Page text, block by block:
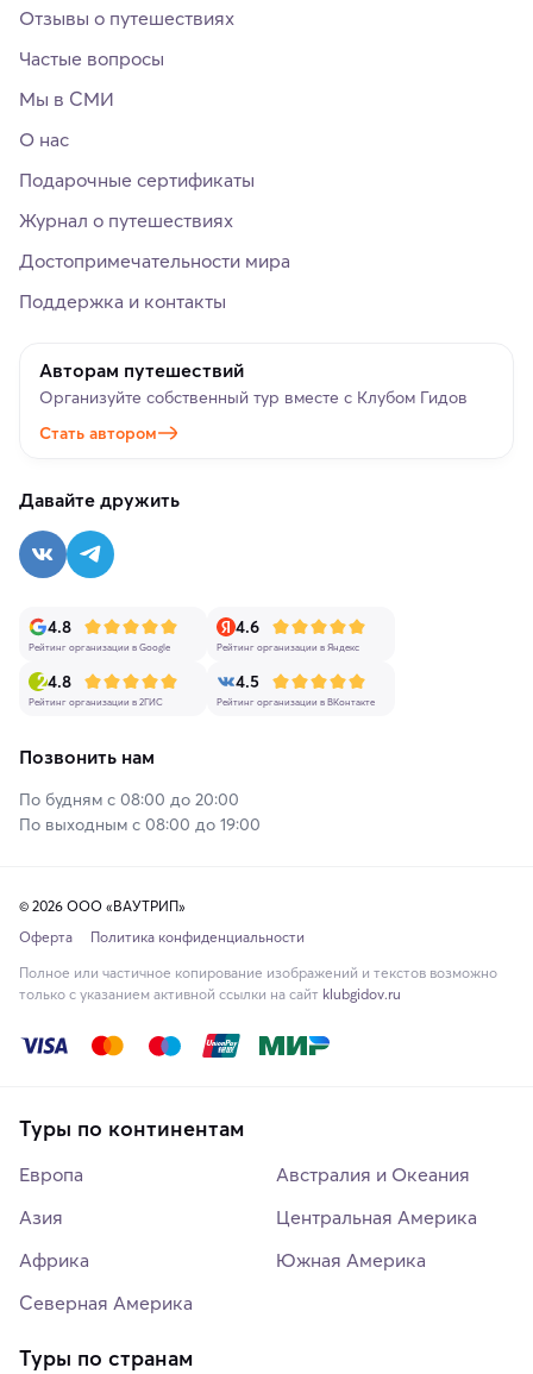
Отзывы о путешествиях
Частые вопросы
Мы в СМИ
О нас
Подарочные сертификаты
Журнал о путешествиях
Достопримечательности мира
Поддержка и контакты
Авторам путешествий
Организуйте собственный тур вместе с Клубом Гидов
Стать автором
Давайте дружить
4.8
Рейтинг организации в Google
4.6
Рейтинг организации в Яндекс
4.8
Рейтинг организации в 2ГИС
4.5
Рейтинг организации в ВКонтакте
Позвонить нам
По будням с 08:00 до 20:00
По выходным с 08:00 до 19:00
© 2026 ООО «ВАУТРИП»
Оферта
Политика конфиденциальности
Полное или частичное копирование изображений и текстов возможно
только с указанием активной ссылки на сайт klubgidov.ru
Туры по континентам
Европа
Азия
Африка
Северная Америка
Австралия и Океания
Центральная Америка
Южная Америка
Туры по странам